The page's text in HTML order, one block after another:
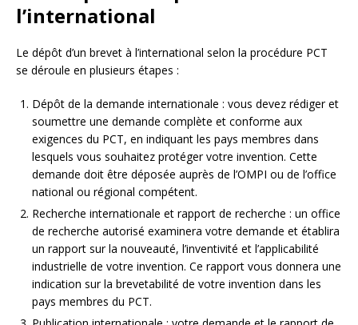
l’international
Le dépôt d’un brevet à l’international selon la procédure PCT
se déroule en plusieurs étapes :
Dépôt de la demande internationale : vous devez rédiger et
soumettre une demande complète et conforme aux
exigences du PCT, en indiquant les pays membres dans
lesquels vous souhaitez protéger votre invention. Cette
demande doit être déposée auprès de l’OMPI ou de l’office
national ou régional compétent.
Recherche internationale et rapport de recherche : un office
de recherche autorisé examinera votre demande et établira
un rapport sur la nouveauté, l’inventivité et l’applicabilité
industrielle de votre invention. Ce rapport vous donnera une
indication sur la brevetabilité de votre invention dans les
pays membres du PCT.